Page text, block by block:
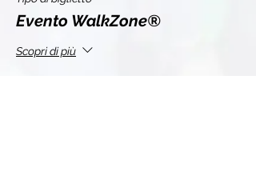
Evento WalkZone®
Scopri di più